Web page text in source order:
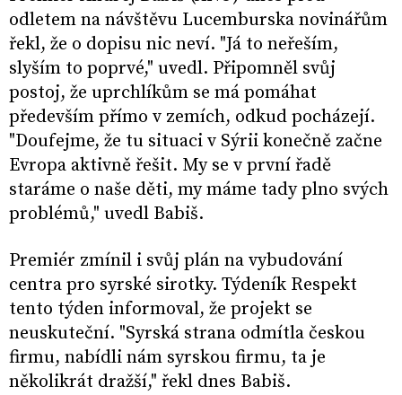
odletem na návštěvu Lucemburska novinářům
řekl, že o dopisu nic neví. "Já to neřeším,
slyším to poprvé," uvedl. Připomněl svůj
postoj, že uprchlíkům se má pomáhat
především přímo v zemích, odkud pocházejí.
"Doufejme, že tu situaci v Sýrii konečně začne
Evropa aktivně řešit. My se v první řadě
staráme o naše děti, my máme tady plno svých
problémů," uvedl Babiš.
Premiér zmínil i svůj plán na vybudování
centra pro syrské sirotky. Týdeník Respekt
tento týden informoval, že projekt se
neuskuteční. "Syrská strana odmítla českou
firmu, nabídli nám syrskou firmu, ta je
několikrát dražší," řekl dnes Babiš.